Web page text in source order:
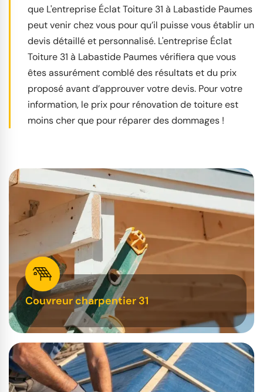
que L'entreprise Éclat Toiture 31 à Labastide Paumes
peut venir chez vous pour qu’il puisse vous établir un
devis détaillé et personnalisé. L'entreprise Éclat
Toiture 31 à Labastide Paumes vérifiera que vous
êtes assurément comblé des résultats et du prix
proposé avant d’approuver votre devis. Pour votre
information, le prix pour rénovation de toiture est
moins cher que pour réparer des dommages !
Couvreur charpentier 31